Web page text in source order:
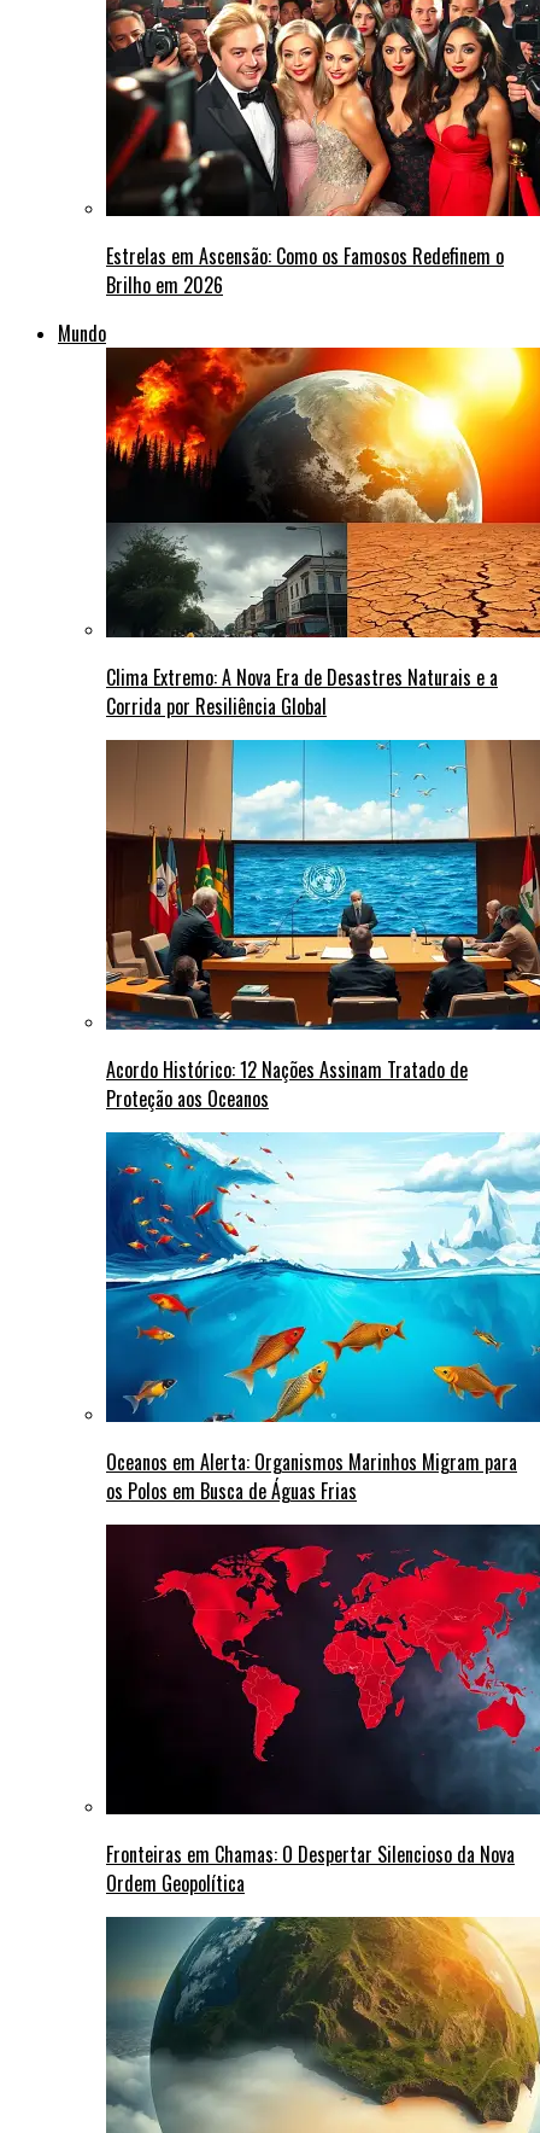
Estrelas em Ascensão: Como os Famosos Redefinem o
Brilho em 2026
Mundo
Clima Extremo: A Nova Era de Desastres Naturais e a
Corrida por Resiliência Global
Acordo Histórico: 12 Nações Assinam Tratado de
Proteção aos Oceanos
Oceanos em Alerta: Organismos Marinhos Migram para
os Polos em Busca de Águas Frias
Fronteiras em Chamas: O Despertar Silencioso da Nova
Ordem Geopolítica